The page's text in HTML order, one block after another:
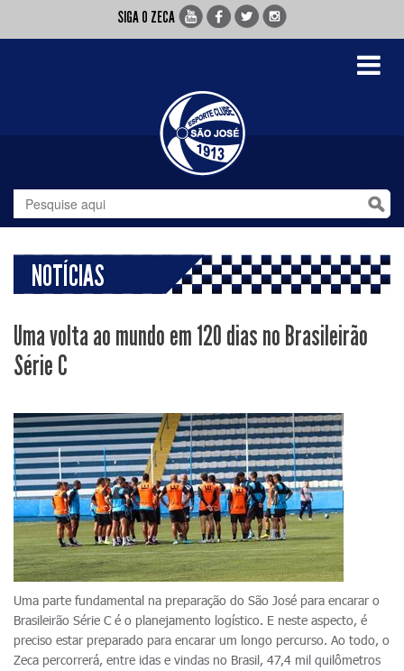
SIGA O ZECA
Toggle
NOTÍCIAS
Uma volta ao mundo em 120 dias no Brasileirão
Série C
Uma parte fundamental na preparação do São José para encarar o
Brasileirão Série C é o planejamento logístico. E neste aspecto, é
preciso estar preparado para encarar um longo percurso. Ao todo, o
Zeca percorrerá, entre idas e vindas no Brasil, 47,4 mil quilômetros